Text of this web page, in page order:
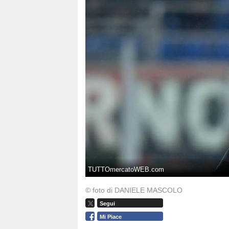
TUTTOmercatoWEB.com
© foto di DANIELE MASCOLO
Segui
Mi Piace